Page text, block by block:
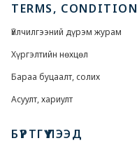
TERMS, CONDITION
Үйлчилгээний дүрэм журам
Хүргэлтийн нөхцөл
Бараа буцаалт, солих
Асуулт, хариулт
БҮРТГҮҮЛЭЭД